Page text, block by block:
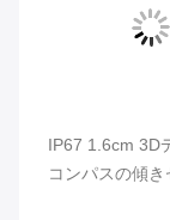
IP67 1.6cm 3D
コンパスの傾き